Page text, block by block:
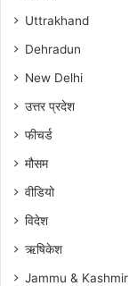
Uttrakhand
Dehradun
New Delhi
उत्तर प्रदेश
फीचर्ड
मौसम
वीडियो
विदेश
ऋषिकेश
Jammu & Kashmir